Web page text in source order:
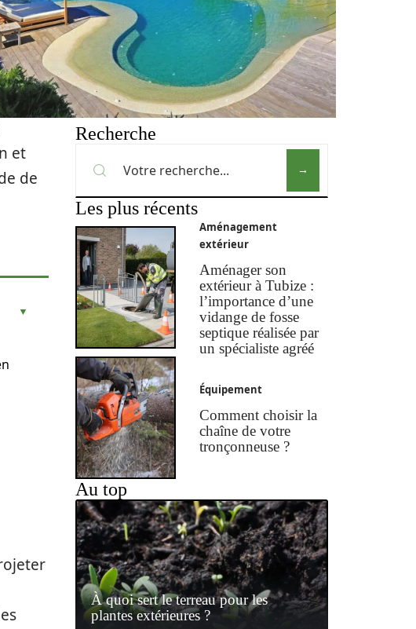
et
de
Recherche
Les plus récents
Aménagement
extérieur
Aménager son
extérieur à Tubize :
l’importance d’une
vidange de fosse
septique réalisée par
un spécialiste agréé
Équipement
Comment choisir la
chaîne de votre
tronçonneuse ?
Au top
À quoi sert le terreau pour les
plantes extérieures ?